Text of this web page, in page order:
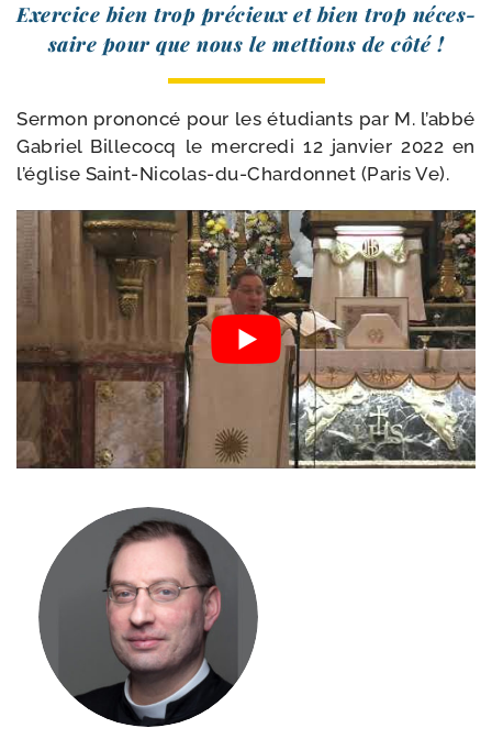
Exercice bien trop pré­cieux et bien trop néces­
saire pour que nous le met­tions de côté !
Sermon pro­non­cé pour les étu­diants par M. l’ab­bé
Gabriel Billecocq le mer­cre­di 12 jan­vier 2022 en
l’é­glise Saint-​Nicolas-​du-​Chardonnet (Paris Ve).